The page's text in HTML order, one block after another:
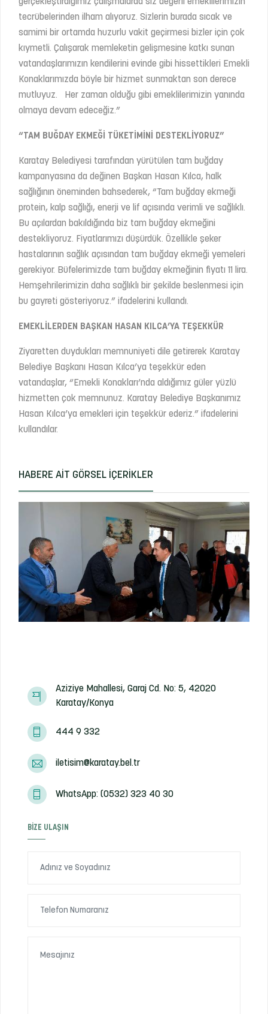
tecrübelerinden ilham alıyoruz. Sizlerin burada sıcak ve
samimi bir ortamda huzurlu vakit geçirmesi bizler için çok
kıymetli. Çalışarak memleketin gelişmesine katkı sunan
vatandaşlarımızın kendilerini evinde gibi hissettikleri Emekli
Konaklarımızda böyle bir hizmet sunmaktan son derece
mutluyuz. Her zaman olduğu gibi emeklilerimizin yanında
olmaya devam edeceğiz.”
“TAM BUĞDAY EKMEĞİ TÜKETİMİNİ DESTEKLİYORUZ”
Karatay Belediyesi tarafından yürütülen tam buğday
kampanyasına da değinen Başkan Hasan Kılca, halk
sağlığının öneminden bahsederek, “Tam buğday ekmeği
protein, kalp sağlığı, enerji ve lif açısında verimli ve sağlıklı.
Bu açılardan bakıldığında biz tam buğday ekmeğini
destekliyoruz. Fiyatlarımızı düşürdük. Özellikle şeker
hastalarının sağlık açısından tam buğday ekmeği yemeleri
gerekiyor. Büfelerimizde tam buğday ekmeğinin fiyatı 11 lira.
Hemşehrilerimizin daha sağlıklı bir şekilde beslenmesi için
bu gayreti gösteriyoruz.” ifadelerini kullandı.
EMEKLİLERDEN BAŞKAN HASAN KILCA’YA TEŞEKKÜR
Ziyaretten duydukları memnuniyeti dile getirerek Karatay
Belediye Başkanı Hasan Kılca’ya teşekkür eden
vatandaşlar, “Emekli Konakları’nda aldığımız güler yüzlü
hizmetten çok memnunuz. Karatay Belediye Başkanımız
Hasan Kılca’ya emekleri için teşekkür ederiz.” ifadelerini
kullandılar.
HABERE AIT GÖRSEL İÇERIKLER
Aziziye Mahallesi, Garaj Cd. No: 5, 42020
Karatay/Konya
444 9 332
iletisim@karatay.bel.tr
WhatsApp: (0532) 323 40 30
BIZE ULAŞIN